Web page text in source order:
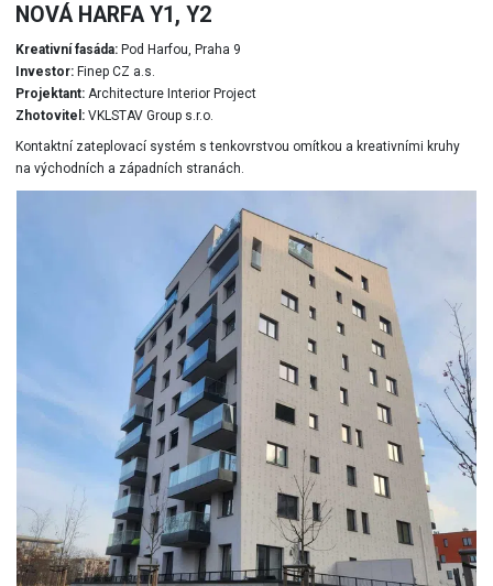
NOVÁ HARFA Y1, Y2
Kreativní fasáda:Pod Harfou, Praha 9
Investor:Finep CZ a.s.
Projektant:Architecture Interior Project
Zhotovitel:VKLSTAV Group s.r.o.
Kontaktní zateplovací systém s tenkovrstvou omítkou a kreativními kruhy
na východních a západních stranách.